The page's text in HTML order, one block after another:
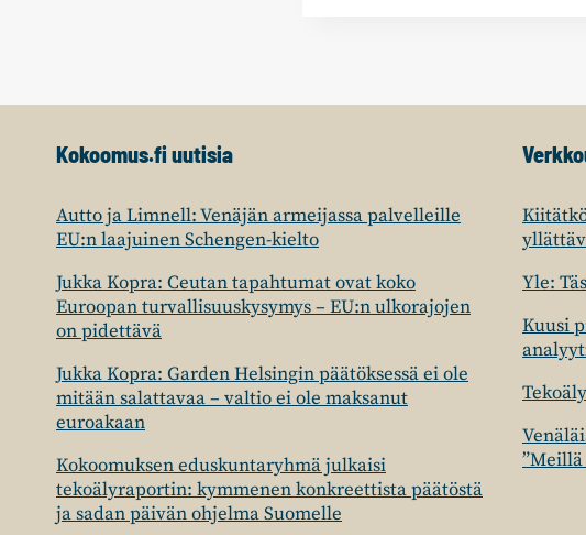
Kokoomus.fi uutisia
Autto ja Limnell: Venäjän armeijassa palvelleille
EU:n laajuinen Schengen-kielto
Jukka Kopra: Ceutan tapahtumat ovat koko
Euroopan turvallisuuskysymys – EU:n ulkorajojen
on pidettävä
Jukka Kopra: Garden Helsingin päätöksessä ei ole
mitään salattavaa – valtio ei ole maksanut
euroakaan
Kokoomuksen eduskuntaryhmä julkaisi
tekoälyraportin: kymmenen konkreettista päätöstä
ja sadan päivän ohjelma Suomelle
Yle:
Kuusi